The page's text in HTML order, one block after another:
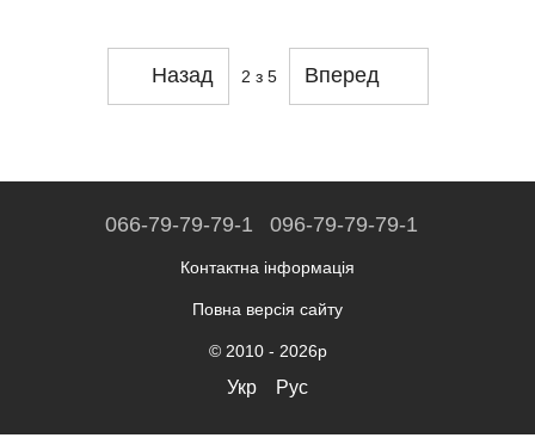
Назад 2 з 5 Вперед
066-79-79-79-1 096-79-79-79-1
Контактна інформація
Повна версія сайту
© 2010 - 2026р
Укр Рус